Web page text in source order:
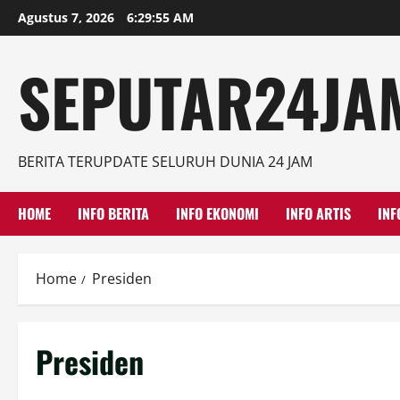
Skip
to
Agustus 7, 2026 6:29:55 AM
BERITA TERUPDATE SELURUH DUNIA 24 JAM
HOME INFO BERITA INFO EKONOMI INFO ARTIS
Home Presiden
Presiden